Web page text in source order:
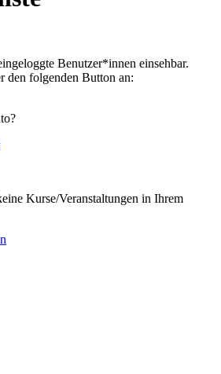
Benutzer*innen einsehbar.
den folgenden Button an:
Kurse/Veranstaltungen in Ihrem